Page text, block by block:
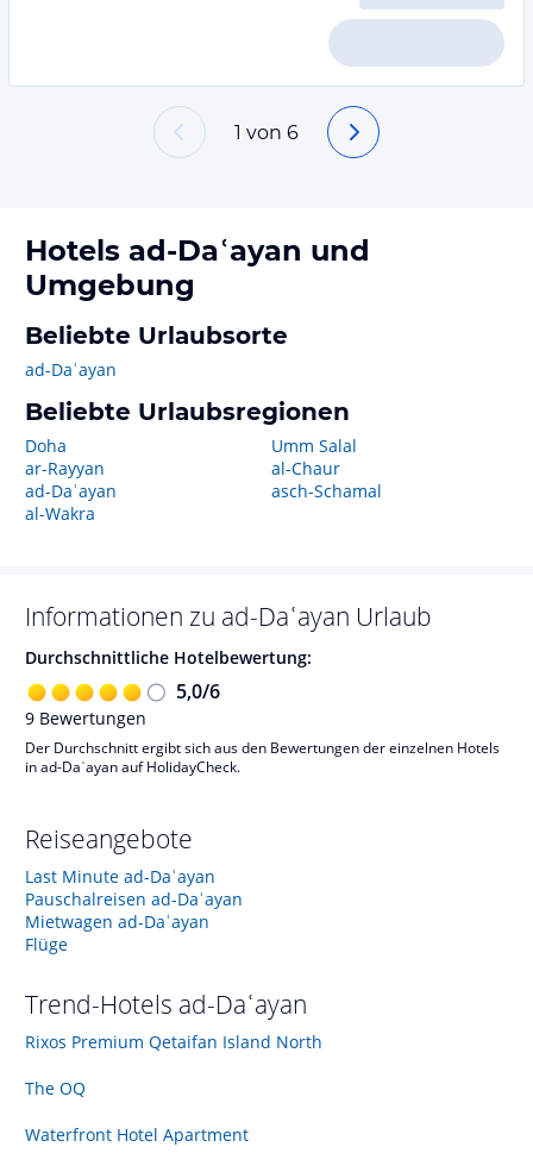
1 von 6
Hotels ad-Daʿayan und
Umgebung
Beliebte Urlaubsorte
ad-Daʿayan
Beliebte Urlaubsregionen
Doha
ar-Rayyan
ad-Daʿayan
al-Wakra
Umm Salal
al-Chaur
asch-Schamal
Informationen zu ad-Daʿayan Urlaub
Durchschnittliche Hotelbewertung:
5,0/6
9 Bewertungen
Der Durchschnitt ergibt sich aus den Bewertungen der einzelnen Hotels
in ad-Daʿayan auf HolidayCheck.
Reiseangebote
Last Minute ad-Daʿayan
Pauschalreisen ad-Daʿayan
Mietwagen ad-Daʿayan
Flüge
Trend-Hotels ad-Daʿayan
Rixos Premium Qetaifan Island North
The OQ
Waterfront Hotel Apartment